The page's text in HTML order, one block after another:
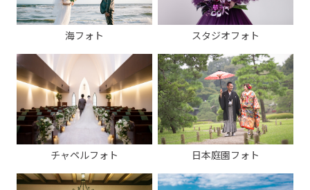
海フォト スタジオフォト
チャペルフォト 日本庭園フォト